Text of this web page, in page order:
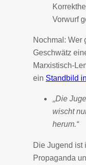
Vorwurf
Nochmal: Wer
Geschwätz
Marxistisch-
ein Standbild
„Die
wischt
herum.“
Die Jugend ist
Propaganda